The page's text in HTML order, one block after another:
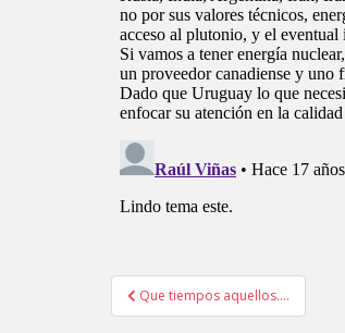
Navegación
de
Que tiempos aquellos….